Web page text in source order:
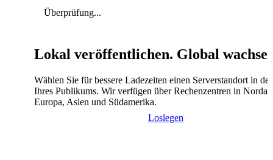
Überprüfung...
Lokal veröffentlichen. Global
Wählen Sie für bessere Ladezeiten einen Serverstandort in
Ihres Publikums. Wir verfügen über Rechenzentren in
Europa, Asien und Südamerika.
Loslegen